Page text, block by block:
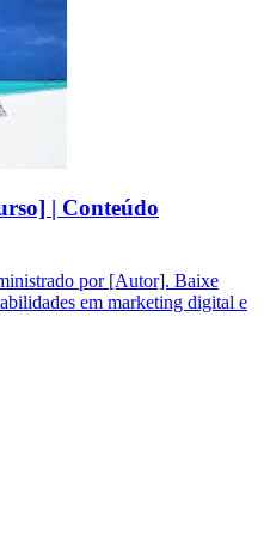
| Conteúdo
por [Autor]. Baixe
em marketing digital e